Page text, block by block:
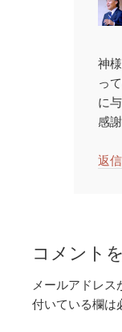
神
っ
に
感
返信
コメント
メールアドレス
付いている欄は